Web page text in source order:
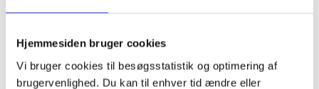
Hjemmesiden bruger cookies
Vi bruger cookies til besøgsstatistik og optimering af
brugervenlighed. Du kan til enhver tid ændre eller
Artiklerne ihandler ofte om